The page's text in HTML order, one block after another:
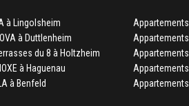
à Lingolsheim
à Duttlenheim
du 8 à Holtzheim
à Haguenau
à Benfeld